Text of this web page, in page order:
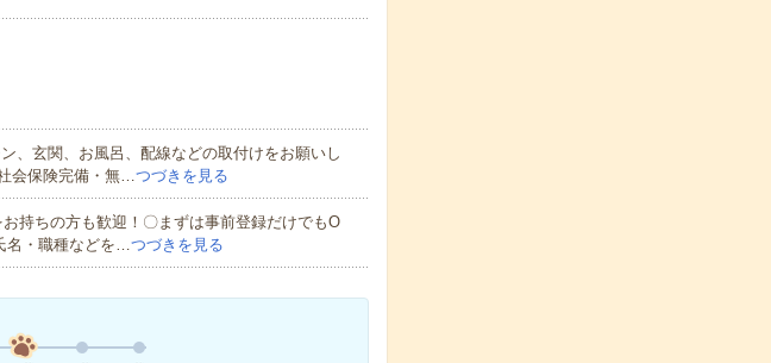
、玄関、お風呂、配線などの取付けをお願いし
会保険完備・無…つづきを見る
持ちの方も歓迎！〇まずは事前登録だけでもO
名・職種などを…つづきを見る